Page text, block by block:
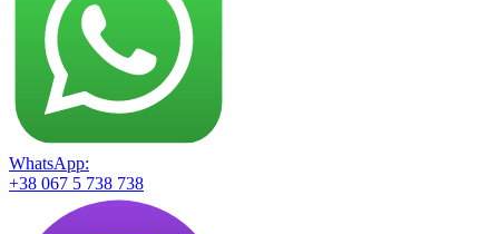
WhatsApp:
+38 067 5 738 738